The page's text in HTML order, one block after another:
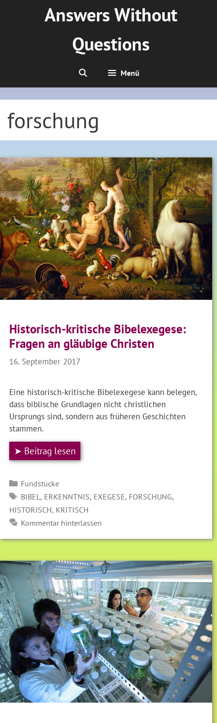
Answers Without
Questions
Menü
forschung
Historisch-kritische Bibelexegese:
Fragen an gläubige Christen
16. September 2017
Eine historisch-kritische Bibelexegese kann belegen,
dass biblische Grundlagen nicht christlichen
Ursprungs sind, sondern aus früheren Geschichten
stammen.
➤ Beitrag lesen
Kategorien
Fundstücke
SCHLAGWÖRTER
BIBEL , ERKENNTNIS, EXEGESE, FORSCHUNG,
HISTORISCH, KRITISCH
Kommentar hinterlassen